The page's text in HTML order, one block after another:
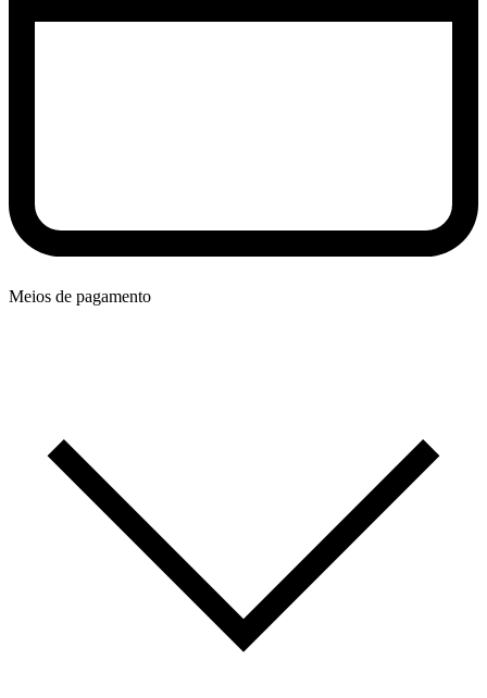
Meios de pagamento